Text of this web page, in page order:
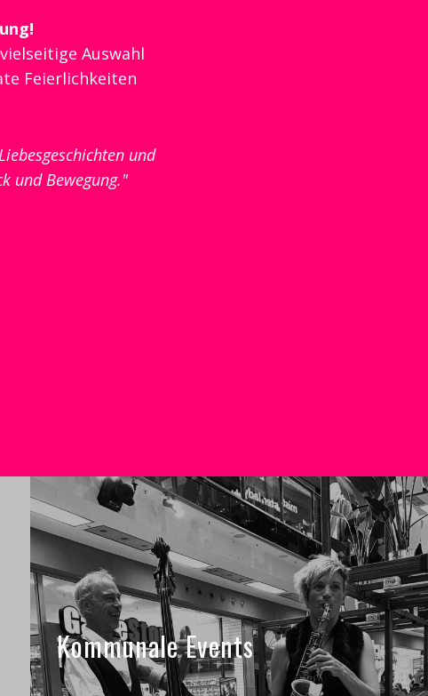
Auswahl
Feierlichkeiten
und
und Bewegung."
Kommunale Events